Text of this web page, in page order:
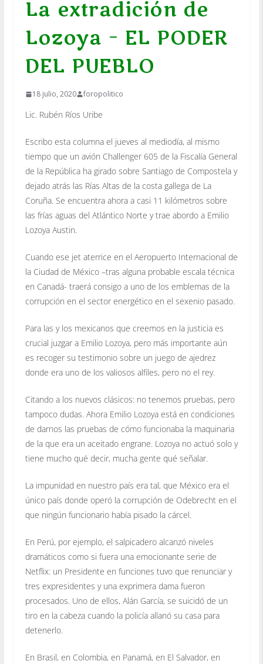
La extradición de
Lozoya – EL PODER
DEL PUEBLO
18 julio, 2020 foropolitico
Lic. Rubén Ríos Uribe
Escribo esta columna el jueves al mediodía, al mismo
tiempo que un avión Challenger 605 de la Fiscalía General
de la República ha girado sobre Santiago de Compostela y
dejado atrás las Rías Altas de la costa gallega de La
Coruña. Se encuentra ahora a casi 11 kilómetros sobre
las frías aguas del Atlántico Norte y trae abordo a Emilio
Lozoya Austin.
Cuando ese jet aterrice en el Aeropuerto Internacional de
la Ciudad de México –tras alguna probable escala técnica
en Canadá- traerá consigo a uno de los emblemas de la
corrupción en el sector energético en el sexenio pasado.
Para las y los mexicanos que creemos en la justicia es
crucial juzgar a Emilio Lozoya, pero más importante aún
es recoger su testimonio sobre un juego de ajedrez
donde era uno de los valiosos alfiles, pero no el rey.
Citando a los nuevos clásicos: no tenemos pruebas, pero
tampoco dudas. Ahora Emilio Lozoya está en condiciones
de darnos las pruebas de cómo funcionaba la maquinaria
de la que era un aceitado engrane. Lozoya no actuó solo y
tiene mucho qué decir, mucha gente qué señalar.
La impunidad en nuestro país era tal, que México era el
único país donde operó la corrupción de Odebrecht en el
que ningún funcionario había pisado la cárcel.
En Perú, por ejemplo, el salpicadero alcanzó niveles
dramáticos como si fuera una emocionante serie de
Netflix: un Presidente en funciones tuvo que renunciar y
tres expresidentes y una exprimera dama fueron
procesados. Uno de ellos, Alán García, se suicidó de un
tiro en la cabeza cuando la policía allanó su casa para
detenerlo.
En Brasil, en Colombia, en Panamá, en El Salvador, en